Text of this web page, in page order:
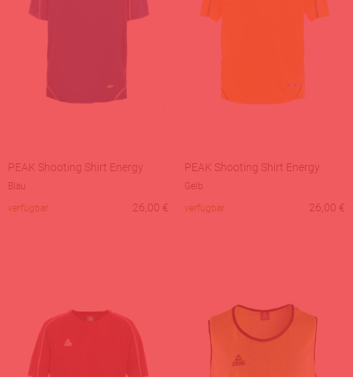
PEAK Shooting Shirt Energy
Blau
verfügbar
26,00 €
PEAK Shooting Shirt Energy
Gelb
verfügbar
26,00 €